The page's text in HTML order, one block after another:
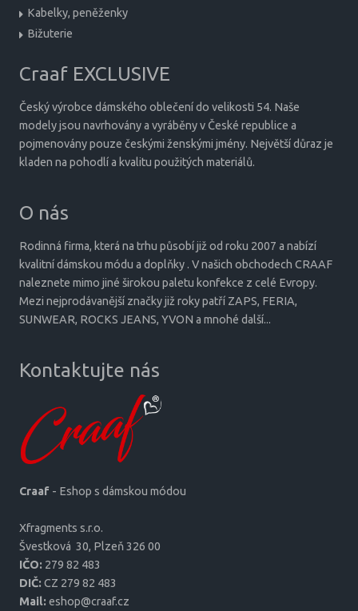
Kabelky, peněženky
Bižuterie
Craaf EXCLUSIVE
Český výrobce dámského oblečení do velikosti 54. Naše
modely jsou navrhovány a vyráběny v České republice a
pojmenovány pouze českými ženskými jmény. Největší důraz je
kladen na pohodlí a kvalitu použitých materiálů.
O nás
Rodinná firma, která na trhu působí již od roku 2007 a nabízí
kvalitní dámskou módu a doplňky . V našich obchodech CRAAF
naleznete mimo jiné širokou paletu konfekce z celé Evropy.
Mezi nejprodávanější značky již roky patří ZAPS, FERIA,
SUNWEAR, ROCKS JEANS, YVON a mnohé další...
Kontaktujte nás
Craaf - Eshop s dámskou módou
Xfragments s.r.o.
Šves­tková 30, Plzeň 326 00
IČO: 279 82 483
DIČ: CZ 279 82 483
Mail: eshop@craaf.cz